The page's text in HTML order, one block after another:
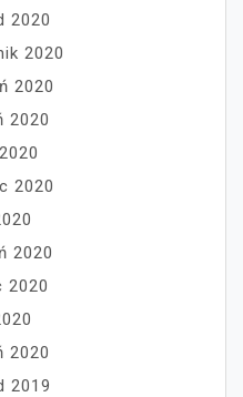
2020
2020
2020
2020
2020
2020
2020
2020
2019